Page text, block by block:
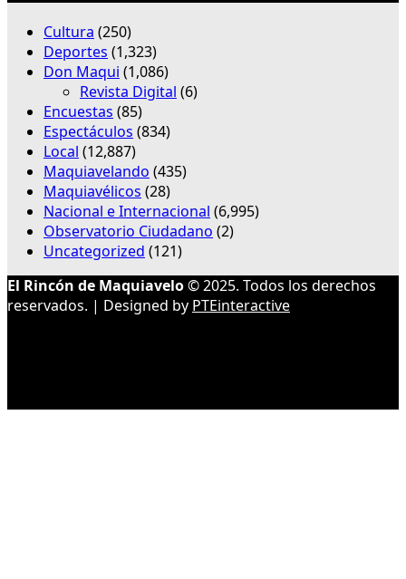
Cultura (250)
Deportes (1,323)
Don Maqui (1,086)
Revista Digital (6)
Encuestas (85)
Espectáculos (834)
Local (12,887)
Maquiavelando (435)
Maquiavélicos (28)
Nacional e Internacional (6,995)
Observatorio Ciudadano (2)
Uncategorized (121)
El Rincón de Maquiavelo© 2025. Todos los derechos
reservados. | Designed by PTEinteractive